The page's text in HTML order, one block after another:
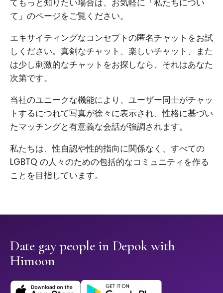
てもっと知りたい場合は、お気軽に「私たちについ
て」のページをご覧ください。
エキサイティングなコンセプトの匿名チャットをお試
しください。真剣なチャット、楽しいチャット、また
は少し刺激的なチャットをお探しなら、それはあなた
次第です。
当社のユニークな機能により、ユーザー同士がチャッ
トするにつれて写真が徐々に表示され、性格に基づい
たマッチングと有意義な会話が強調されます。
私たちは、性自認や性的指向に関係なく、すべての
LGBTQ の人々のための包括的なコミュニティを作る
ことを目指しています。
Date gay people in Depok with
Himoon